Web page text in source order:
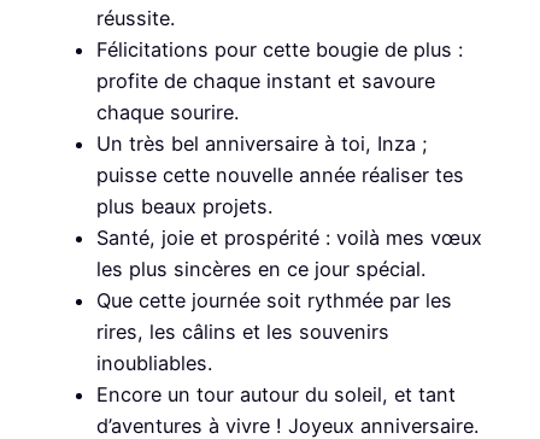
réussite.
Félicitations pour cette bougie de plus :
profite de chaque instant et savoure
chaque sourire.
Un très bel anniversaire à toi, Inza ;
puisse cette nouvelle année réaliser tes
plus beaux projets.
Santé, joie et prospérité : voilà mes vœux
les plus sincères en ce jour spécial.
Que cette journée soit rythmée par les
rires, les câlins et les souvenirs
inoubliables.
Encore un tour autour du soleil, et tant
d’aventures à vivre ! Joyeux anniversaire.